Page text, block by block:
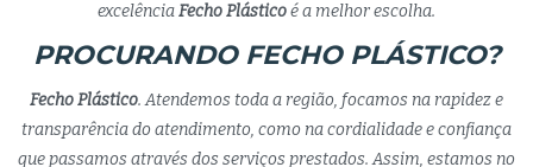
excelênciaFecho Plásticoé a melhor escolha.
PROCURANDO FECHO PLÁSTICO?
Fecho Plástico. Atendemos toda a região, focamos na rapidez e
transparência do atendimento, como na cordialidade e confiança
que passamos através dos serviços prestados. Assim, estamos no